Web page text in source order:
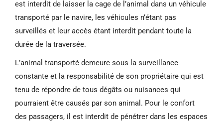
est interdit de laisser la cage de l’animal dans un véhicule
transporté par le navire, les véhicules n’étant pas
surveillés et leur accès étant interdit pendant toute la
durée de la traversée.
L’animal transporté demeure sous la surveillance
constante et la responsabilité de son propriétaire qui est
tenu de répondre de tous dégâts ou nuisances qui
pourraient être causés par son animal. Pour le confort
des passagers, il est interdit de pénétrer dans les espaces